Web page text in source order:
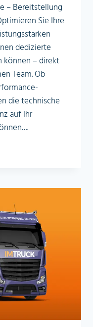
– Bereitstellung
Sie Ihre
dedizierte
können – direkt
Team. Ob
die technische
auf Ihr